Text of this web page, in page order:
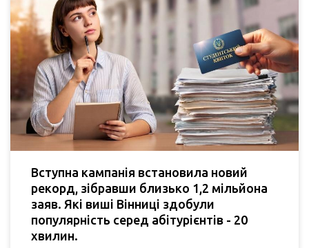
Вступна кампанія встановила новий
рекорд, зібравши близько 1,2 мільйона
заяв. Які виші Вінниці здобули
популярність серед абітурієнтів - 20
хвилин.